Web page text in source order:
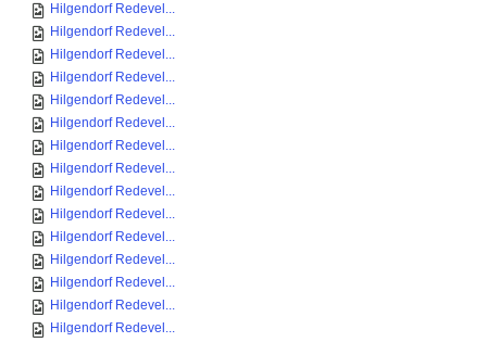
Hilgendorf Redevel...
Hilgendorf Redevel...
Hilgendorf Redevel...
Hilgendorf Redevel...
Hilgendorf Redevel...
Hilgendorf Redevel...
Hilgendorf Redevel...
Hilgendorf Redevel...
Hilgendorf Redevel...
Hilgendorf Redevel...
Hilgendorf Redevel...
Hilgendorf Redevel...
Hilgendorf Redevel...
Hilgendorf Redevel...
Hilgendorf Redevel...